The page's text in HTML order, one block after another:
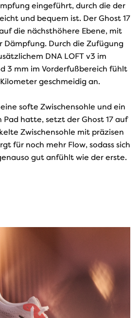
eingeführt, durch die der
und bequem ist. Der Ghost 17
die nächsthöhere Ebene, mit
Dämpfung. Durch die Zufügung
DNA LOFT v3 im
3 mm im Vorderfußbereich fühlt
geschmeidig an.
softe Zwischensohle und ein
Pad hatte, setzt der Ghost 17 auf
Zwischensohle mit präzisen
für noch mehr Flow, sodass sich
gut anfühlt wie der erste.
Video